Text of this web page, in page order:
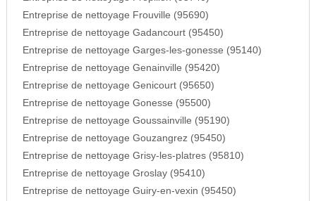
Entreprise de nettoyage Frouville (95690)
Entreprise de nettoyage Gadancourt (95450)
Entreprise de nettoyage Garges-les-gonesse (95140)
Entreprise de nettoyage Genainville (95420)
Entreprise de nettoyage Genicourt (95650)
Entreprise de nettoyage Gonesse (95500)
Entreprise de nettoyage Goussainville (95190)
Entreprise de nettoyage Gouzangrez (95450)
Entreprise de nettoyage Grisy-les-platres (95810)
Entreprise de nettoyage Groslay (95410)
Entreprise de nettoyage Guiry-en-vexin (95450)